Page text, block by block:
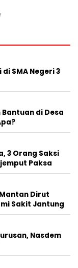
SMA Negeri 3
di Desa
3 Orang Saksi
Paksa
Dirut
Sakit Jantung
Nasdem